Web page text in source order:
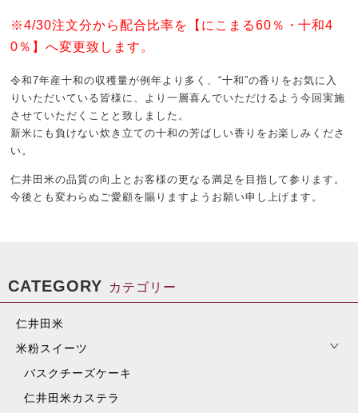
※4/30注文分から配合比率を【にこまる60％・十和4
0％】へ変更致します。
令和7年産十和の収穫量が例年より多く、“十和”の香りをお気に入
りいただいている皆様に、より一層喜んでいただけるよう今回実施
させていただくことと致しました。
新米にも負けない炊き立ての十和の芳ばしい香りをお楽しみくださ
い。
仁井田米の品質の向上とお客様の更なる満足を目指して参ります。
今後とも変わらぬご愛顧を賜りますようお願い申し上げます。
CATEGORY カテゴリー
仁井田米
米粉スイーツ
バスクチーズケーキ
仁井田米カステラ